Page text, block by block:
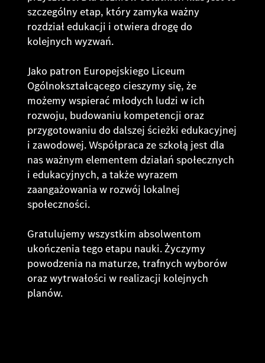
szczególny etap, który zamyka ważny
rozdział edukacji i otwiera drogę do
kolejnych wyzwań.
Jako patron Europejskiego Liceum
Ogólnokształcącego cieszymy się, że
możemy wspierać młodych ludzi w ich
rozwoju, budowaniu kompetencji oraz
przygotowaniu do dalszej ścieżki edukacyjnej
i zawodowej. Współpraca ze szkołą jest dla
nas ważnym elementem działań społecznych
i edukacyjnych, a także wyrazem
zaangażowania w rozwój lokalnej
społeczności.
Gratulujemy wszystkim absolwentom
ukończenia tego etapu nauki. Życzymy
powodzenia na maturze, trafnych wyborów
oraz wytrwałości w realizacji kolejnych
planów.